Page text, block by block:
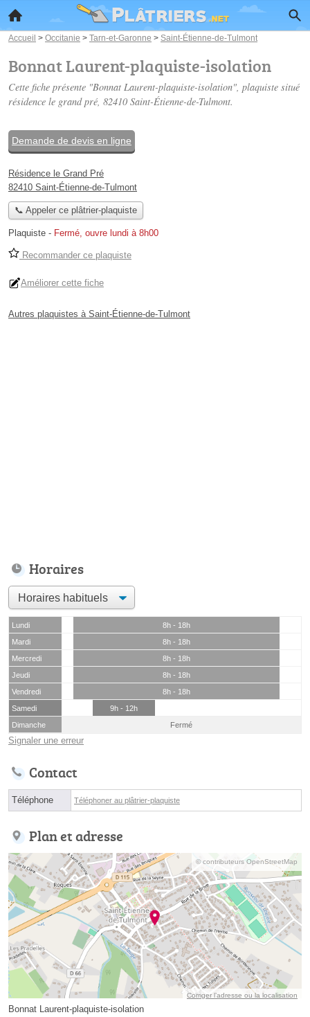
Accueil > Occitanie > Tarn-et-Garonne > Saint-Étienne-de-Tulmont
Bonnat Laurent-plaquiste-isolation
Cette fiche présente "Bonnat Laurent-plaquiste-isolation", plaquiste situé
résidence le grand pré, 82410 Saint-Étienne-de-Tulmont.
Demande de devis en ligne
Résidence le Grand Pré
82410 Saint-Étienne-de-Tulmont
📞 Appeler ce plâtrier-plaquiste
Plaquiste - Fermé, ouvre lundi à 8h00
Recommander ce plaquiste
Améliorer cette fiche
Autres plaquistes à Saint-Étienne-de-Tulmont
Horaires
Lundi
8h - 18h
Mardi
8h - 18h
Mercredi
8h - 18h
Jeudi
8h - 18h
Vendredi
8h - 18h
Samedi
9h - 12h
Dimanche
Fermé
Signaler une erreur
Contact
Téléphone Téléphoner au plâtrier-plaquiste
Plan et adresse
© contributeurs OpenStreetMap
Corriger l’adresse ou la localisation
Bonnat Laurent-plaquiste-isolation